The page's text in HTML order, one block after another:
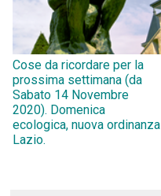
Cose da ricordare per la
prossima settimana (da
Sabato 14 Novembre
2020). Domenica
ecologica, nuova ordinanza
Lazio.